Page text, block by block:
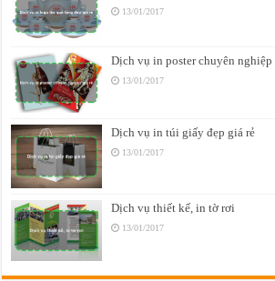
13/01/2017
Dịch vụ in poster chuyên nghiệp
13/01/2017
Dịch vụ in túi giấy đẹp giá rẻ
13/01/2017
Dịch vụ thiết kế, in tờ rơi
13/01/2017